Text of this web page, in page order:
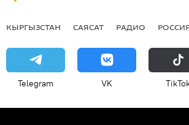
КЫРГЫЗСТАН САЯСАТ РАДИО
Telegram VK